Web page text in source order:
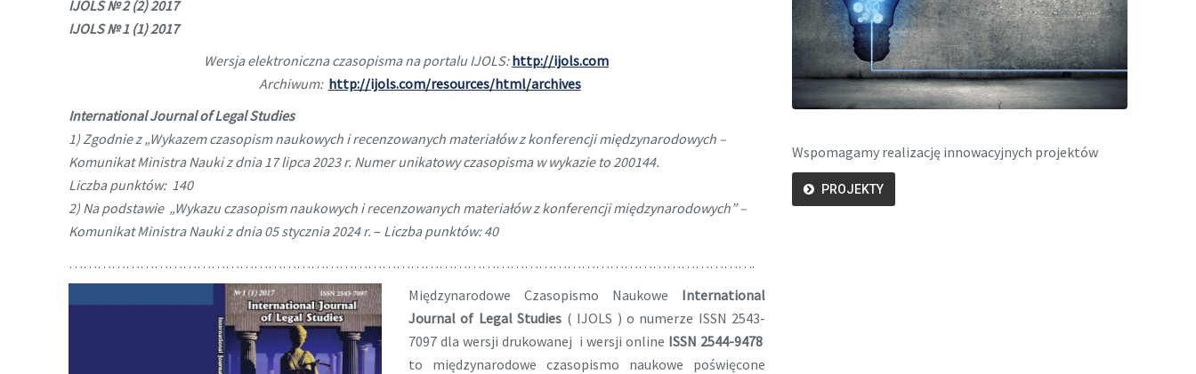
IJOLS № 2 (2) 2017
IJOLS № 1 (1) 2017
Wersja elektroniczna czasopisma na portalu IJOLS:http://ijols.com
Archiwum: http://ijols.com/resources/html/archives
International Journal of Legal Studies
1) Zgodnie z „Wykazem czasopism naukowych i recenzowanych materiałów z konferencji międzynarodowych –
Komunikat Ministra Nauki z dnia 17 lipca 2023 r. Numer unikatowy czasopisma w wykazie to 200144.
Liczba punktów: 140
2) Na podstawie „Wykazu czasopism naukowych i recenzowanych materiałów z konferencji międzynarodowych” –
Komunikat Ministra Nauki z dnia 05 stycznia 2024 r. – Liczba punktów: 40
……………………………………………………………………………………………………………………………….
Międzynarodowe Czasopismo Naukowe International
Journal of Legal Studies ( IJOLS ) o numerze ISSN 2543-
7097 dla wersji drukowanej i wersji online ISSN 2544-9478
to międzynarodowe czasopismo naukowe poświęcone
Wspomagamy realizację innowacyjnych projektów
PROJEKTY